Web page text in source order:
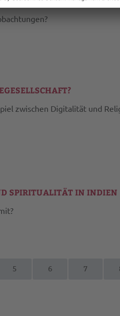
zwischen Digitalität und
SPIRITUALITÄT IN INDIEN
5 6 7